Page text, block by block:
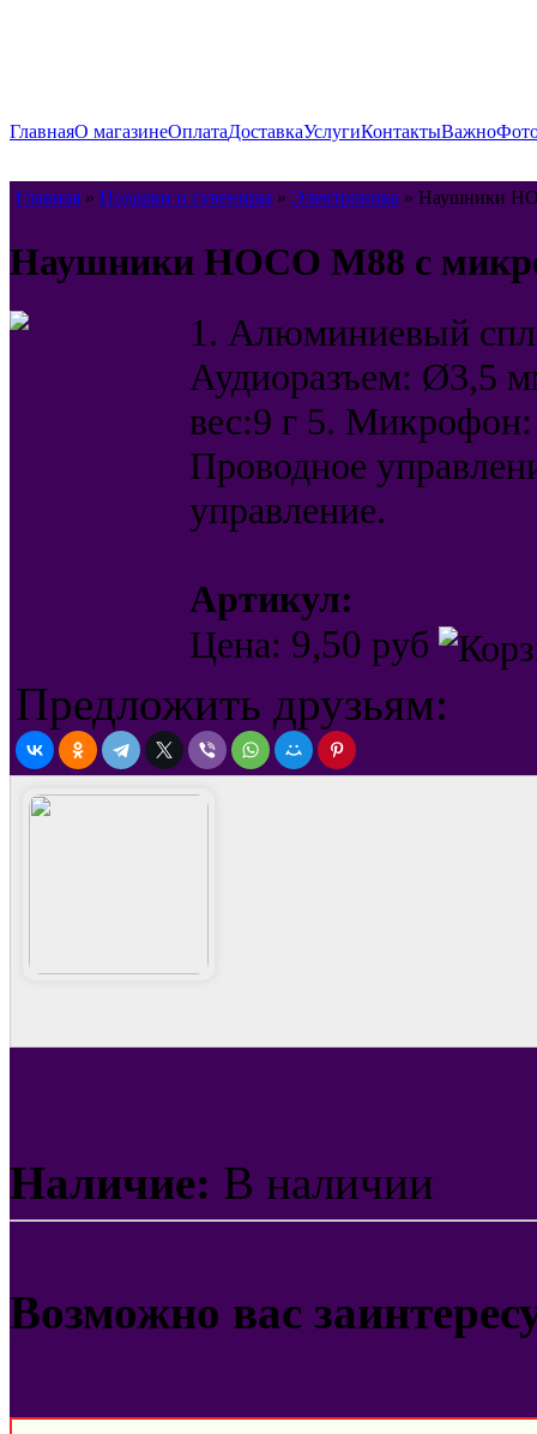
ГлавнаяО магазинеОплатаДоставкаУслугиКонтактыВажно
Главная » Подарки и сувениры » Электроника » Наушники
Наушники HOCO M88 с
1. Алюминиевый
Аудиоразъем: Ø3,5
вес:9 г 5.
Проводное
управление.
Артикул:
Цена: 9,50 руб
Предложить друзьям:
Наличие: В наличии
Возможно вас